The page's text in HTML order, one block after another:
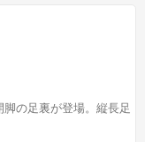
場し、
るのでオススメ！
体が見えるようにな
の足裏が登場。縦長足